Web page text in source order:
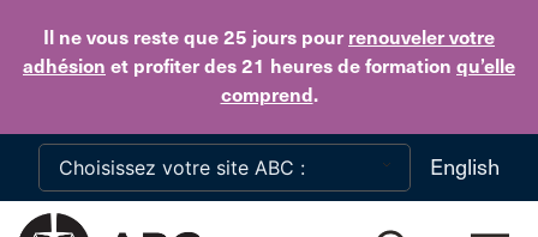
Il ne vous reste que 25 jours pour renouveler votre
adhésion et profiter des 21 heures de formation qu’elle
comprend.
Skip to main content
English